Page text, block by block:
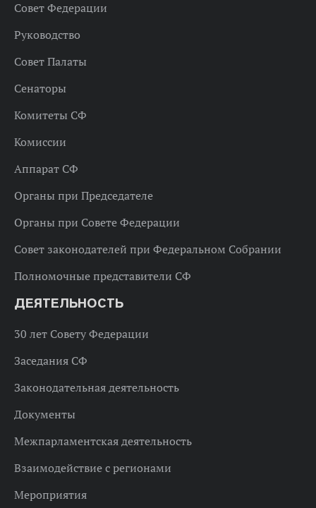
Совет Федерации
Руководство
Совет Палаты
Сенаторы
Комитеты СФ
Комиссии
Аппарат СФ
Органы при Председателе
Органы при Совете Федерации
Совет законодателей при Федеральном Собрании
Полномочные представители СФ
ДЕЯТЕЛЬНОСТЬ
30 лет Совету Федерации
Заседания СФ
Законодательная деятельность
Документы
Межпарламентская деятельность
Взаимодействие с регионами
Мероприятия